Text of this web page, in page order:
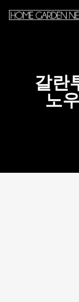
갈란
노